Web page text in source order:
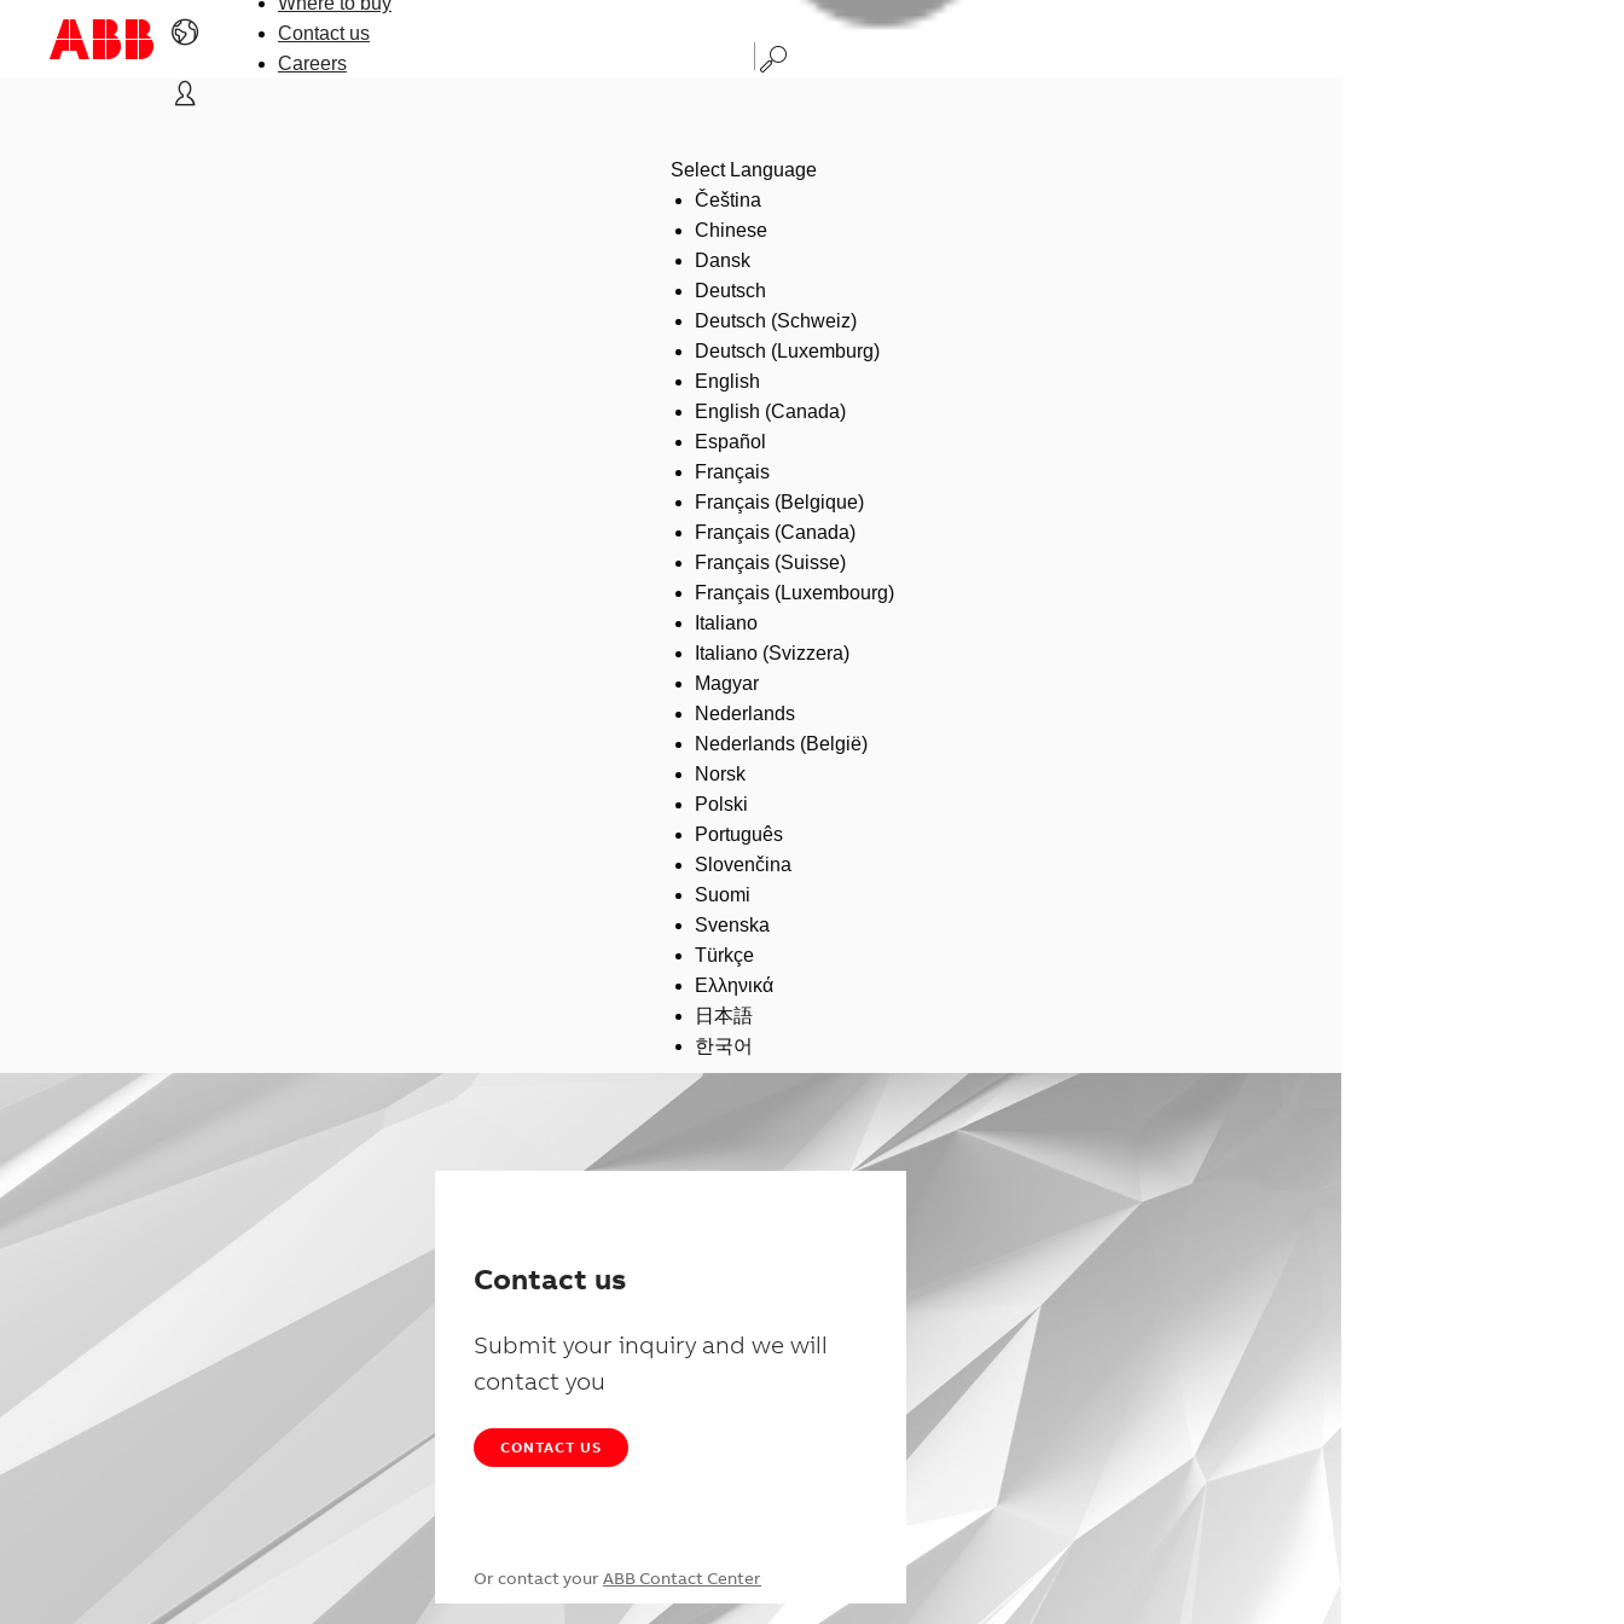
Contact us
Careers
Select Language
Čeština
Chinese
Dansk
Deutsch
Deutsch (Schweiz)
Deutsch (Luxemburg)
English
English (Canada)
Español
Français
Français (Belgique)
Français (Canada)
Français (Suisse)
Français (Luxembourg)
Italiano
Italiano (Svizzera)
Magyar
Nederlands
Nederlands (België)
Norsk
Polski
Português
Slovenčina
Suomi
Svenska
Türkçe
Ελληνικά
日本語
한국어
Contact us
Submit your inquiry and we will
contact you
CONTACT US
Or contact your ABB Contact Center